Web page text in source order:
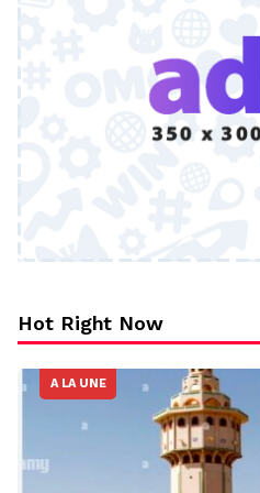
Hot Right Now
A LA UNE